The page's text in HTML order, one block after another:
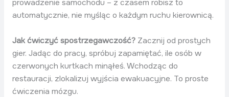
prowadzenie samochodu – z czasem robisz to
automatycznie, nie myśląc o każdym ruchu kierownicą.
Jak ćwiczyć spostrzegawczość?Zacznij od prostych
gier. Jadąc do pracy, spróbuj zapamiętać, ile osób w
czerwonych kurtkach minąłeś. Wchodząc do
restauracji, zlokalizuj wyjścia ewakuacyjne. To proste
ćwiczenia mózgu.